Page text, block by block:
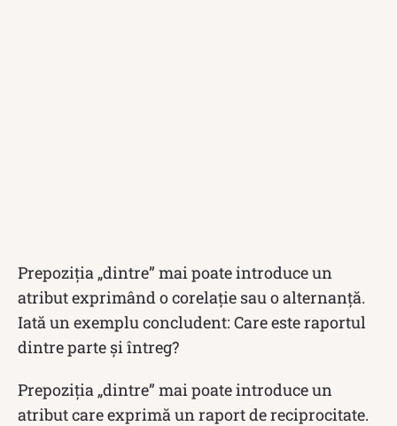
Prepoziția „dintre” mai poate introduce un
atribut exprimând o corelație sau o alternanță.
Iată un exemplu concludent: Care este raportul
dintre parte și întreg?
Prepoziția „dintre” mai poate introduce un
atribut care exprimă un raport de reciprocitate.